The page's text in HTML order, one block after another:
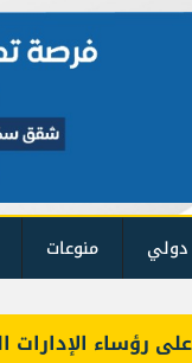
منوعات
الإدارات